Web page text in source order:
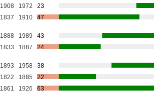
1908 1972
23
1837 1910 47
1888 1989
43
1833 1887 24
1893 1958
38
1822 1885
22
1861 1926 63